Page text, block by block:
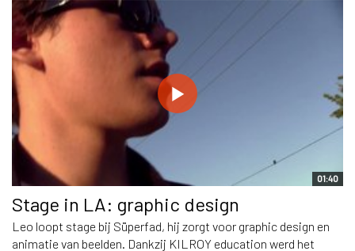
01:40
Stage in LA: graphic design
Leo loopt stage bij Süperfad, hij zorgt voor graphic design en
animatie van beelden. Dankzij KILROY education werd het